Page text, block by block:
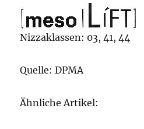
Nizzaklassen: 03, 41, 44
Quelle: DPMA
Ähnliche Artikel: